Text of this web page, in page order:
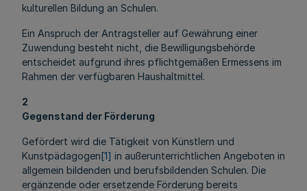
kulturellen Bildung an Schulen.
Ein Anspruch der Antragsteller auf Gewährung einer
Zuwendung besteht nicht, die Bewilligungsbehörde
entscheidet aufgrund ihres pflichtgemäßen Ermessens im
Rahmen der verfügbaren Haushaltmittel.
2
Gegenstand der Förderung
Gefördert wird die Tätigkeit von Künstlern und
Kunstpädagogen[1] in außerunterrichtlichen Angeboten in
allgemein bildenden und berufsbildenden Schulen. Die
ergänzende oder ersetzende Förderung bereits